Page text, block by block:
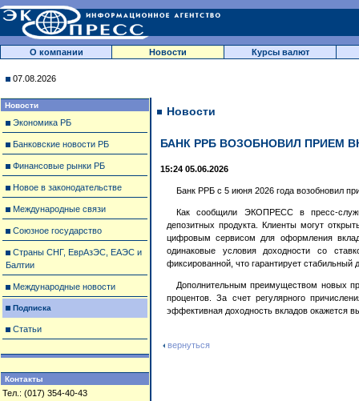
О компании Новости Курсы валют
07.08.2026
Новости
Экономика РБ
Банковские новости РБ
Финансовые рынки РБ
Новое в законодательстве
Международные связи
Союзное государство
Страны СНГ, ЕврАзЭС, ЕАЭС и
Балтии
Международные новости
Подписка
Статьи
Контакты
Тел.: (017) 354-40-43
Новости
БАНК РРБ ВОЗОБНОВИЛ ПРИЕМ
15:24 05.06.2026
Банк РРБ с 5 июня 2026 года возобновил
Как сообщили ЭКОПРЕСС в пресс-
депозитных продукта. Клиенты могут
цифровым сервисом для оформления
одинаковые условия доходности со
фиксированной, что гарантирует стабильный
Дополнительным преимуществом новых
процентов. За счет регулярного
эффективная доходность вкладов окажется
вернуться